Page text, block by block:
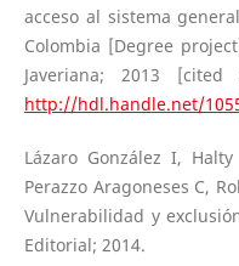
acceso al sistema
Colombia [Degree
Javeriana; 2013
http://hdl.handle.net/
Lázaro González I,
Perazzo Aragoneses C,
Vulnerabilidad y
Editorial; 2014.